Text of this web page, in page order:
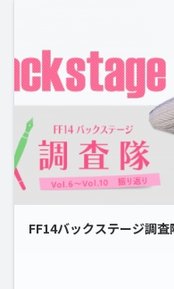
FF14バックステージ調